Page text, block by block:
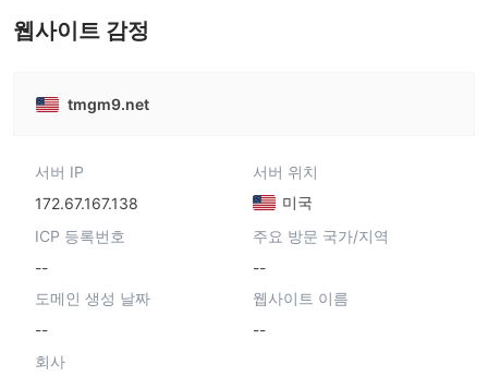
웹사이트 감정
tmgm9.net
서버 IP
172.67.167.138
서버 위치
미국
ICP 등록번호
--
주요 방문 국가/지역
--
도메인 생성 날짜
--
웹사이트 이름
--
회사